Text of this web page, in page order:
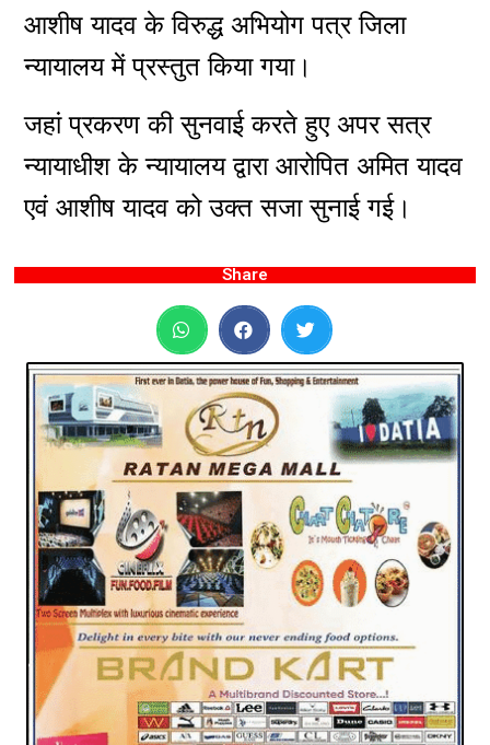
आशीष यादव के विरुद्ध अभियोग पत्र जिला
न्यायालय में प्रस्तुत किया गया।
जहां प्रकरण की सुनवाई करते हुए अपर सत्र
न्यायाधीश के न्यायालय द्वारा आरोपित अमित यादव
एवं आशीष यादव को उक्त सजा सुनाई गई।
Share